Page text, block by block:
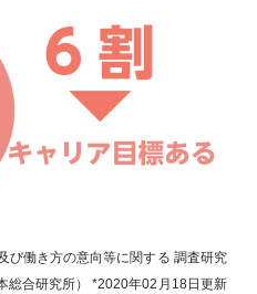
び働き方の意向等に関する 調査研究
総合研究所） 2020年02月18日 更新